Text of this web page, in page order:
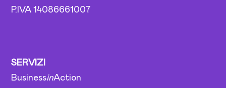
P.IVA 14086661007
SERVIZI
BusinessinAction